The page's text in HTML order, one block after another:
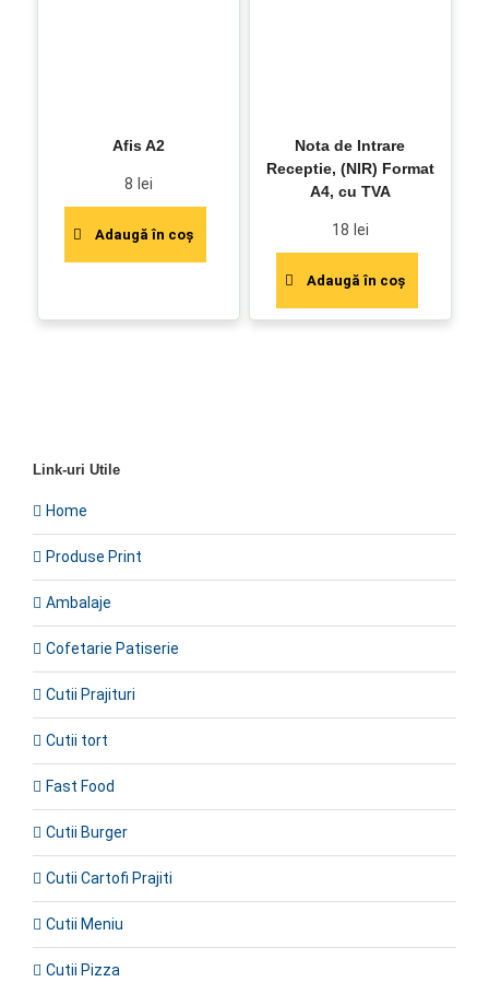
Afis A2
8 lei
Adaugă în coș
Nota de Intrare
Receptie, (NIR) Format
A4, cu TVA
18 lei
Adaugă în coș
Link-uri Utile
Home
Produse Print
Ambalaje
Cofetarie Patiserie
Cutii Prajituri
Cutii tort
Fast Food
Cutii Burger
Cutii Cartofi Prajiti
Cutii Meniu
Cutii Pizza